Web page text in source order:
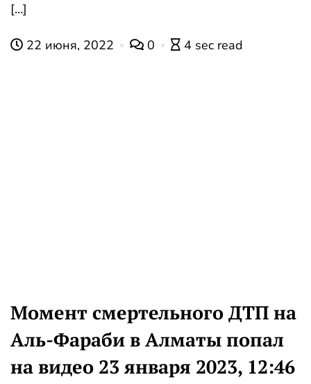
[…]
22 июня, 2022 0 4 sec read
Момент смертельного ДТП на
Аль-Фараби в Алматы попал
на видео 23 января 2023, 12:46